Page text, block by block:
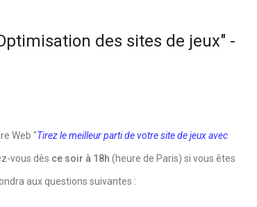
des sites de jeux" -
Web "Tirez le meilleur parti de votre site de jeux avec
vous dès ce soir à 18h (heure de Paris) si vous êtes
aux questions suivantes :